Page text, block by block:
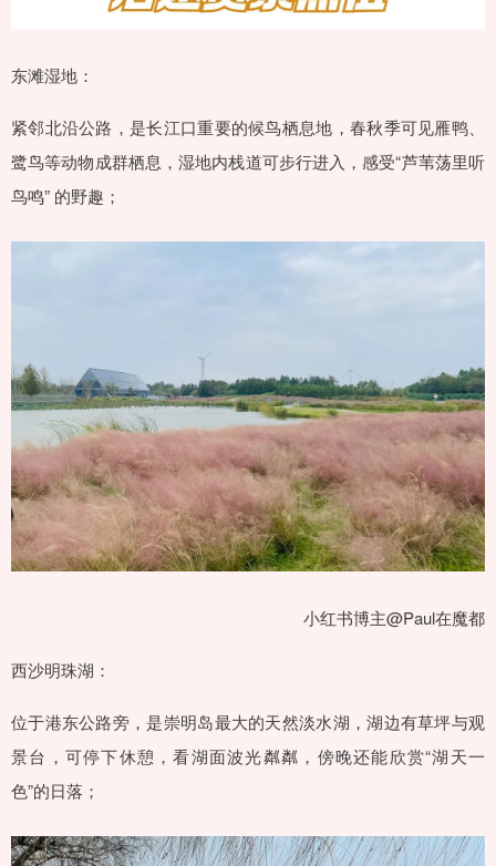
东滩湿地：
紧邻北沿公路，是长江口重要的候鸟栖息地，春秋季可见雁鸭、
鹭鸟等动物成群栖息，湿地内栈道可步行进入，感受“芦苇荡里听
鸟鸣” 的野趣；
小红书博主@Paul在魔都
西沙明珠湖：
位于港东公路旁，是崇明岛最大的天然淡水湖，湖边有草坪与观
景台，可停下休憩，看湖面波光粼粼，傍晚还能欣赏“湖天一
色”的日落；